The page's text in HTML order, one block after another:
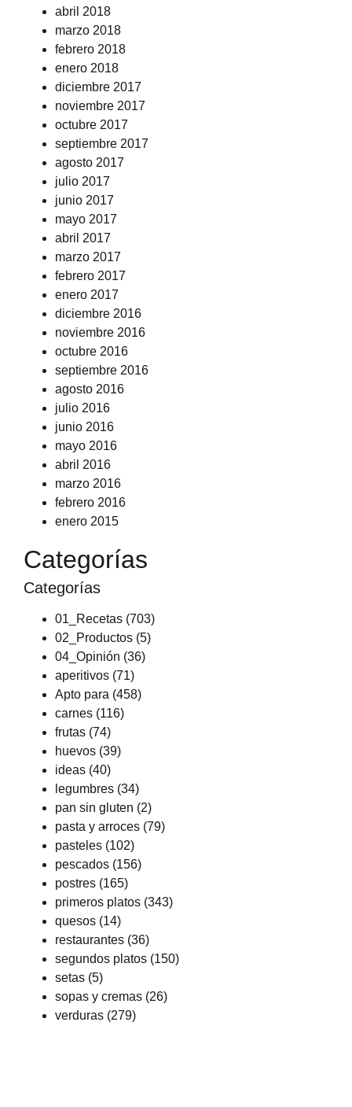
abril 2018
marzo 2018
febrero 2018
enero 2018
diciembre 2017
noviembre 2017
octubre 2017
septiembre 2017
agosto 2017
julio 2017
junio 2017
mayo 2017
abril 2017
marzo 2017
febrero 2017
enero 2017
diciembre 2016
noviembre 2016
octubre 2016
septiembre 2016
agosto 2016
julio 2016
junio 2016
mayo 2016
abril 2016
marzo 2016
febrero 2016
enero 2015
Categorías
Categorías
01_Recetas (703)
02_Productos (5)
04_Opinión (36)
aperitivos (71)
Apto para (458)
carnes (116)
frutas (74)
huevos (39)
ideas (40)
legumbres (34)
pan sin gluten (2)
pasta y arroces (79)
pasteles (102)
pescados (156)
postres (165)
primeros platos (343)
quesos (14)
restaurantes (36)
segundos platos (150)
setas (5)
sopas y cremas (26)
verduras (279)